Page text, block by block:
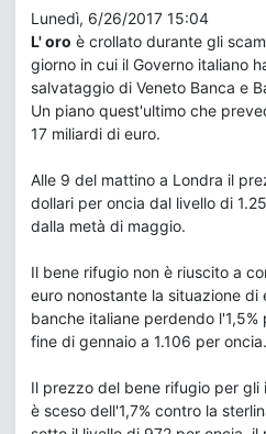
Lunedì, 6/26/2017 15:04
L' oro è crollato durante gli
giorno in cui il Governo italiano
salvataggio di Veneto Banca e
Un piano quest'ultimo che
17 miliardi di euro.
Alle 9 del mattino a Londra il
dollari per oncia dal livello di
dalla metà di maggio.
Il bene rifugio non è riuscito a
euro nonostante la situazione di
banche italiane perdendo
fine di gennaio a 1.106 per oncia.
Il prezzo del bene rifugio per gli
è sceso dell'1,7% contro la